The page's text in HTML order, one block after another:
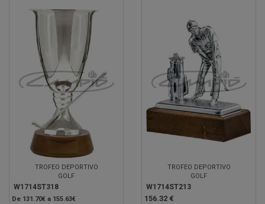
TROFEO DEPORTIVO
GOLF
W1714ST318
De 131.70€ a 155.63€
TROFEO DEPORTIVO
GOLF
W1714ST213
156.32 €